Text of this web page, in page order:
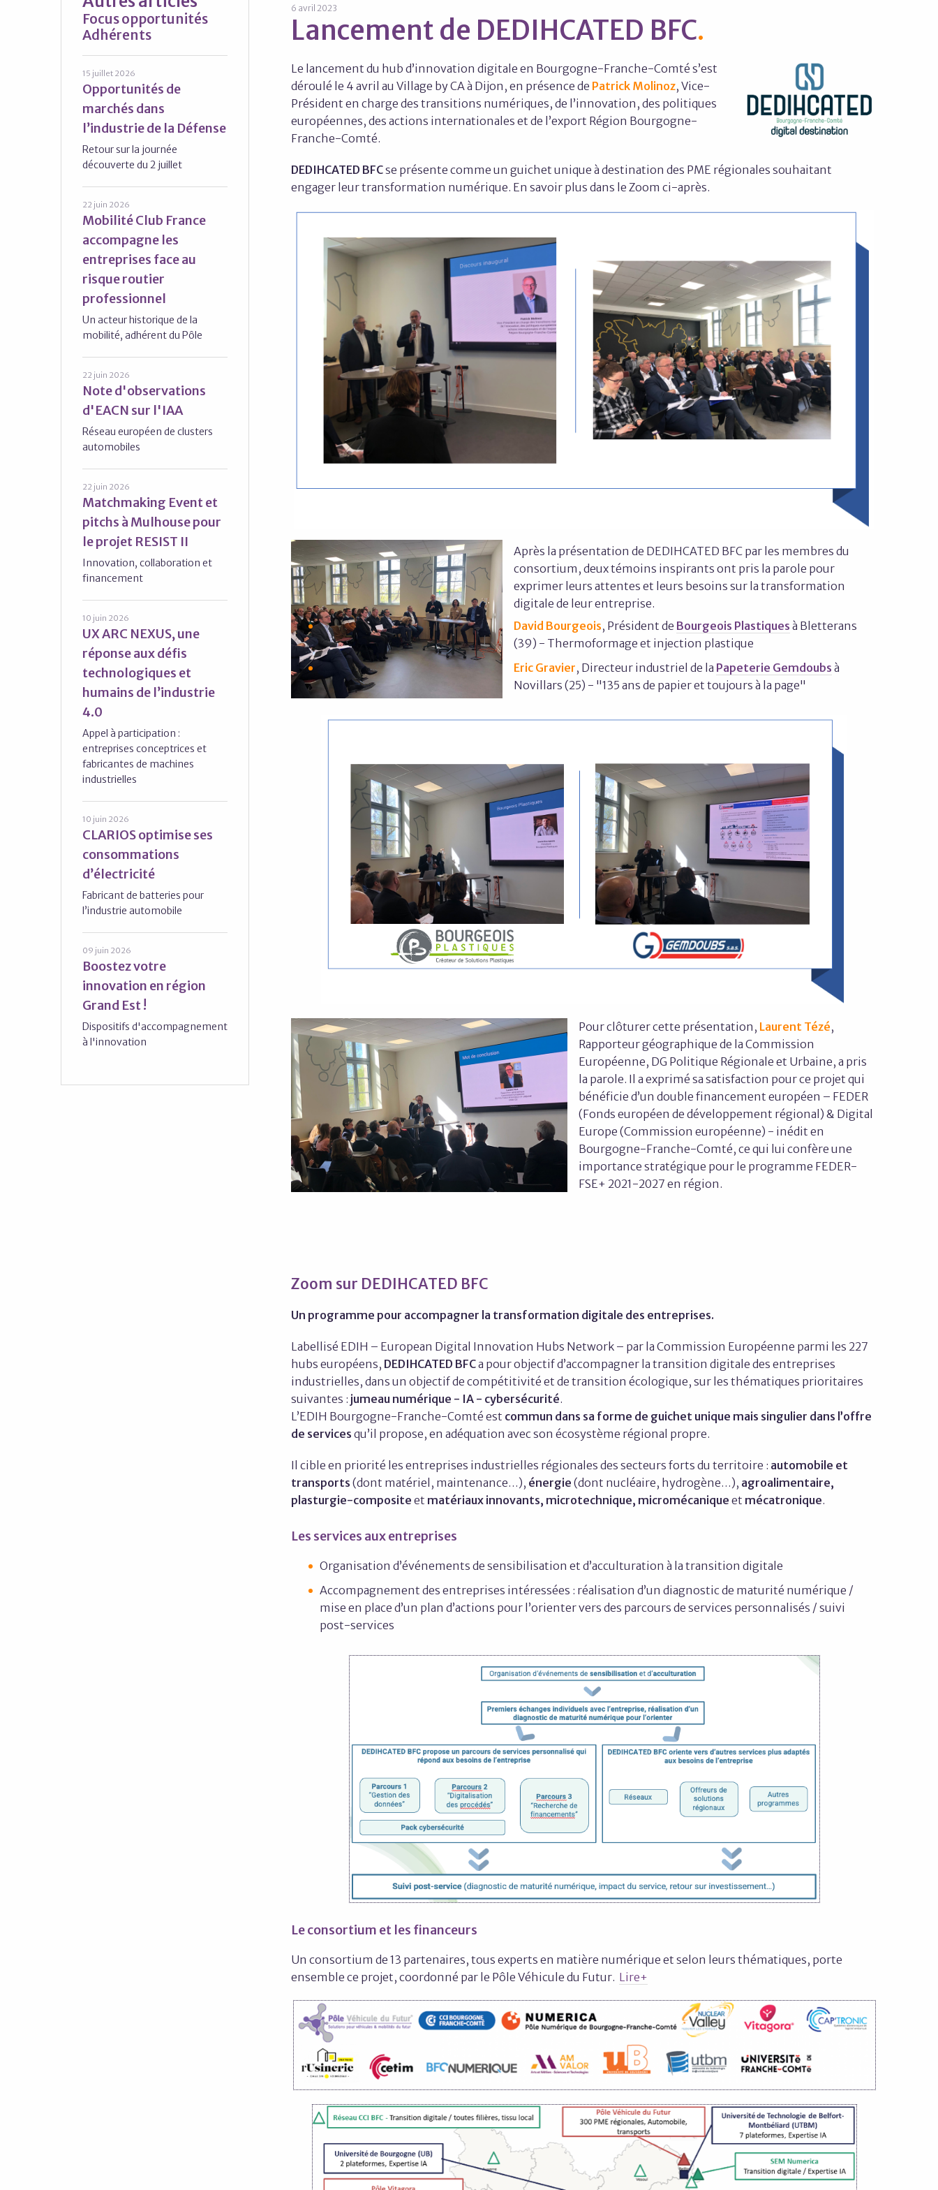
6 avril 2023
Lancement de DEDIHCATED BFC
Le lancement du hub d’innovation digitale en Bourgogne-Franche-Comté s’est
déroulé le 4 avril au Village by CA à Dijon, en présence de Patrick Molinoz, Vice-
Président en charge des transitions numériques, de l’innovation, des politiques
européennes, des actions internationales et de l’export Région Bourgogne-
Franche-Comté.
DEDIHCATED BFCse présente comme un guichet unique à destination des PME régionales souhaitant
engager leur transformation numérique. En savoir plus dans le Zoom ci-après.
Après la présentation de DEDIHCATED BFC par les membres du
consortium, deux témoins inspirants ont pris la parole pour
exprimer leurs attentes et leurs besoins sur la transformation
digitale de leur entreprise.
David Bourgeois, Président de Bourgeois Plastiques à Bletterans
(39) - Thermoformage et injection plastique
Eric Gravier, Directeur industriel de la Papeterie Gemdoubs à
Novillars (25) - "135 ans de papier et toujours à la page"
Pour clôturer cette présentation, Laurent Tézé,
Rapporteur géographique de la Commission
Européenne, DG Politique Régionale et Urbaine, a pris
la parole. Il a exprimé sa satisfaction pour ce projet qui
bénéficie d’un double financement européen – FEDER
(Fonds européen de développement régional) & Digital
Europe (Commission européenne) - inédit en
Bourgogne-Franche-Comté, ce qui lui confère une
importance stratégique pour le programme FEDER-
FSE+ 2021-2027 en région.
Zoom sur DEDIHCATED BFC
Un programme pour accompagner la transformation digitale des entreprises.
Labellisé EDIH – European Digital Innovation Hubs Network – par la Commission Européenne parmi les 227
hubs européens, DEDIHCATED BFCa pour objectif d’accompagner la transition digitale des entreprises
industrielles, dans un objectif de compétitivité et de transition écologique, sur les thématiques prioritaires
suivantes : jumeau numérique - IA - cybersécurité.
L’EDIH Bourgogne-Franche-Comté est commun dans sa forme de guichet unique mais singulier dans l’offre
de services qu’il propose, en adéquation avec son écosystème régional propre.
Il cible en priorité les entreprises industrielles régionales des secteurs forts du territoire : automobile et
transports (dont matériel, maintenance…), énergie (dont nucléaire, hydrogène…), agroalimentaire,
plasturgie-composite et matériaux innovants, microtechnique, micromécanique et mécatronique.
Les services aux entreprises
Organisation d’événements de sensibilisation et d’acculturation à la transition digitale
Accompagnement des entreprises intéressées : réalisation d’un diagnostic de maturité numérique /
mise en place d’un plan d’actions pour l’orienter vers des parcours de services personnalisés / suivi
post-services
Le consortium et les financeurs
Un consortium de 13 partenaires, tous experts en matière numérique et selon leurs thématiques, porte
ensemble ce projet, coordonné par le Pôle Véhicule du Futur. Lire+
Focus opportunités
Adhérents
15 juillet 2026
Opportunités de
marchés dans
l’industrie de la Défense
Retour sur la journée
découverte du 2 juillet
22 juin 2026
Mobilité Club France
accompagne les
entreprises face au
risque routier
professionnel
Un acteur historique de la
mobilité, adhérent du Pôle
22 juin 2026
Note d'observations
d'EACN sur l'IAA
Réseau européen de clusters
automobiles
22 juin 2026
Matchmaking Event et
pitchs à Mulhouse pour
le projet RESIST II
Innovation, collaboration et
financement
10 juin 2026
UX ARC NEXUS, une
réponse aux défis
technologiques et
humains de l’industrie
4.0
Appel à participation :
entreprises conceptrices et
fabricantes de machines
industrielles
10 juin 2026
CLARIOS optimise ses
consommations
d’électricité
Fabricant de batteries pour
l’industrie automobile
09 juin 2026
Boostez votre
innovation en région
Grand Est !
Dispositifs d'accompagnement
à l'innovation